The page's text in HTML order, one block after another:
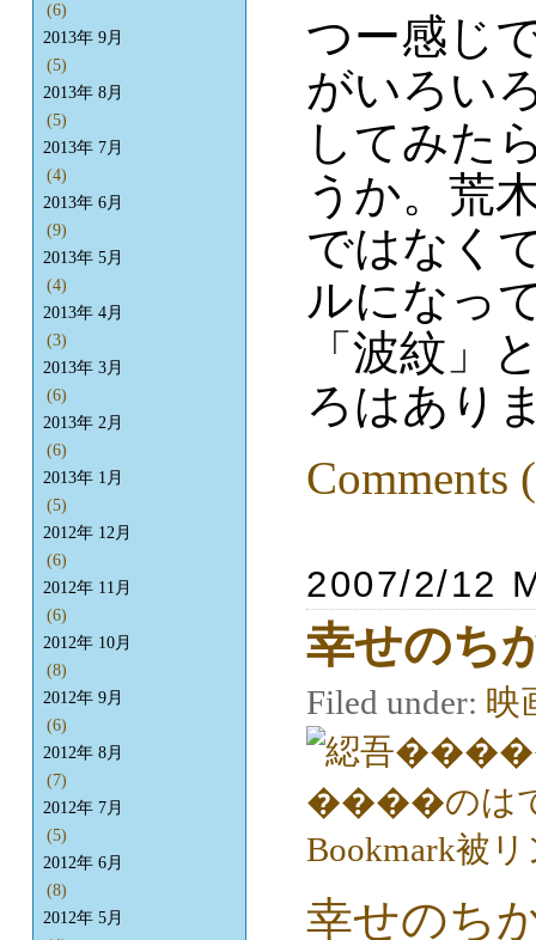
つー感じ
がいろい
してみた
うか。荒
ではなく
ルになっ
「波紋」
ろはあり
Comments
2007/2/12
幸せのち
Filed under: 映
幸せのち
(6)
2013年 9月
(5)
2013年 8月
(5)
2013年 7月
(4)
2013年 6月
(9)
2013年 5月
(4)
2013年 4月
(3)
2013年 3月
(6)
2013年 2月
(6)
2013年 1月
(5)
2012年 12月
(6)
2012年 11月
(6)
2012年 10月
(8)
2012年 9月
(6)
2012年 8月
(7)
2012年 7月
(5)
2012年 6月
(8)
2012年 5月